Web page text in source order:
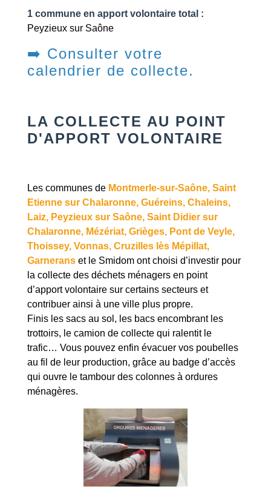
1 commune en apport volontaire total :
Peyzieux sur Saône
➡️ Consulter votre
calendrier de collecte.
LA COLLECTE AU POINT
D'APPORT VOLONTAIRE
Les communes de Montmerle-sur-Saône, Saint
Etienne sur Chalaronne, Guéreins, Chaleins,
Laiz, Peyzieux sur Saône, Saint Didier sur
Chalaronne, Mézériat, Grièges, Pont de Veyle,
Thoissey, Vonnas, Cruzilles lès Mépillat,
Garnerans et le Smidom ont choisi d’investir pour
la collecte des déchets ménagers en point
d’apport volontaire sur certains secteurs et
contribuer ainsi à une ville plus propre.
Finis les sacs au sol, les bacs encombrant les
trottoirs, le camion de collecte qui ralentit le
trafic… Vous pouvez enfin évacuer vos poubelles
au fil de leur production, grâce au badge d’accès
qui ouvre le tambour des colonnes à ordures
ménagères.